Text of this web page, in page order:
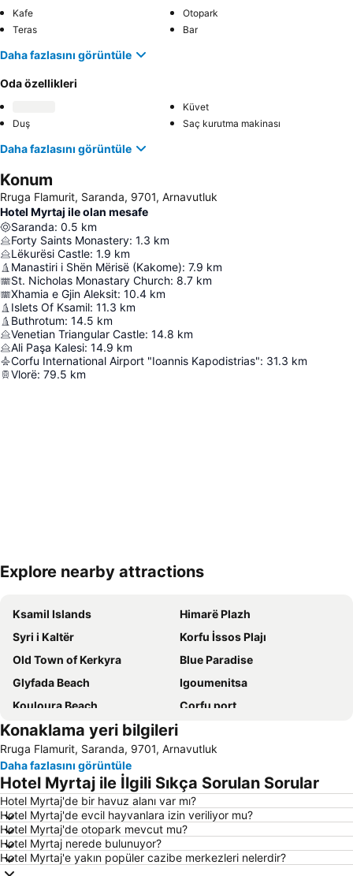
Kafe
Otopark
Teras
Bar
Daha fazlasını görüntüle
Oda özellikleri
Küvet
Duş
Saç kurutma makinası
Daha fazlasını görüntüle
Konum
Rruga Flamurit, Saranda, 9701, Arnavutluk
Hotel Myrtaj ile olan mesafe
Saranda: 0.5 km
Forty Saints Monastery: 1.3 km
Lëkurësi Castle: 1.9 km
Manastiri i Shën Mërisë (Kakome): 7.9 km
St. Nicholas Monastary Church: 8.7 km
Xhamia e Gjin Aleksit: 10.4 km
Islets Of Ksamil: 11.3 km
Buthrotum: 14.5 km
Venetian Triangular Castle: 14.8 km
Ali Paşa Kalesi: 14.9 km
Corfu International Airport "Ioannis Kapodistrias": 31.3 km
Vlorë: 79.5 km
Haritayı genişlet
Explore nearby attractions
Ksamil Islands
Himarë Plazh
Syri i Kaltër
Korfu İssos Plajı
Old Town of Kerkyra
Blue Paradise
Glyfada Beach
Igoumenitsa
Kouloura Beach
Corfu port
Anemomilos
Mon Repos
Butrint National Park
Plazhi i Borshit
Kapodistrias Museum
Porto Palermo
Roman baths
Avlaki
Palea Perithia
Kontokali
Aqualand Corfu
Traditional Settlement of Kamitsani
Konaklama yeri bilgileri
Rruga Flamurit, Saranda, 9701, Arnavutluk
Daha fazlasını görüntüle
Hotel Myrtaj ile İlgili Sıkça Sorulan Sorular
Hotel Myrtaj'de bir havuz alanı var mı?
Hotel Myrtaj'de evcil hayvanlara izin veriliyor mu?
Hotel Myrtaj'de otopark mevcut mu?
Hotel Myrtaj nerede bulunuyor?
Hotel Myrtaj'e yakın popüler cazibe merkezleri nelerdir?